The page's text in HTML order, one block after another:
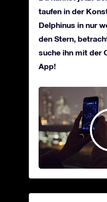
taufen in der
Delphinus in nur
den Stern,
suche ihn mit der
App!